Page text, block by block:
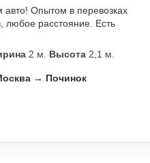
Опытом в перевозках
любое расстояние. Есть
2 м. Высота 2,1 м.
→ Починок